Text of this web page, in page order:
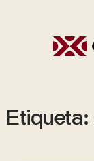
Etiqueta: